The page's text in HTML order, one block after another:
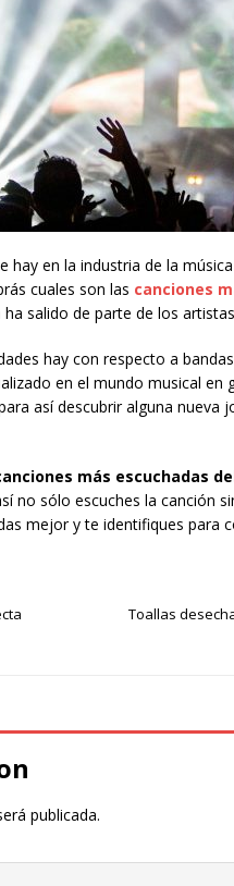
hay en la industria de la
cuales son las canciones
salido de parte de los
hay con respecto a
en el mundo musical en
así descubrir alguna nueva
más escuchadas
no sólo escuches la canción
mejor y te identifiques para
Toallas
publicada.